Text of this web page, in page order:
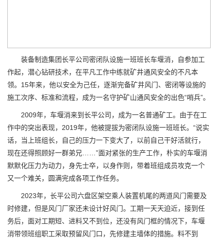
装备制造集团长平公司密闭队设施一班班长车堰消，自参加工
作起，潜心钻研技术，在平凡工作中练就矿井通风安全的不凡本
领。15年来，他以安全为己任，逐渐完备矿井风门、密闭等设施的
施工次序、标准和流程，成为一名守护矿山通风安全的出色“哨兵”。
2009年，车堰消来到长平公司，成为一名普通矿工。由于在工
作中的突出表现，2019年，他被提拔为密闭队设施一班班长。“说实
话，当上班组长，自己的压力一下变大了，以前自己干好活就行，
现在还得照顾好一群弟兄……”面对紧张的生产工作，朴实的车堰消
默默化压力为动力，身先士卒，以身作则，带着班组成员攻克一个
又一个难关，圆满完成各项工作任务。
2023年，长平公司六盘区架空乘人装置机尾的两道风门需要及
时修建，但是风门厂家还未设计好风门。工期一天天迫近，接到任
务后，面对工期短、进料又不到位，还没有风门框的情况下，车堰
消带领班组职工采取预留风门口，先修建主墙体的措施。料不到